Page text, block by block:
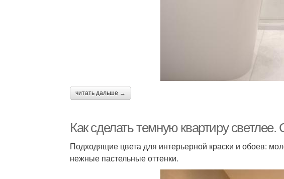
читать дальше →
Как сделать темную квартиру светлее.
Подходящие цвета для интерьерной краски и обоев:
нежные пастельные оттенки.